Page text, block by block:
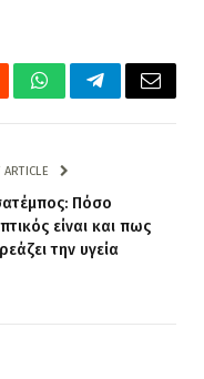
WhatsAppTelegramEmail
ARTICLE
Πόσο
είναι και πως
την υγεία